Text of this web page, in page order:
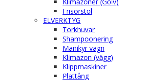
Frisörstol
ELVERKTYG
Torkhuvar
Shampoonering
Manikyr vagn
Klimazon (vägg)
Klippmaskiner
Plattång